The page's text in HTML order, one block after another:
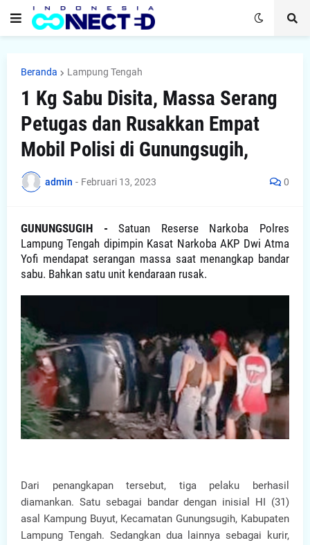
Beranda Lampung Tengah
1 Kg Sabu Disita, Massa Serang
Petugas dan Rusakkan Empat
Mobil Polisi di Gunungsugih,
admin - Februari 13, 2023 0
GUNUNGSUGIH -Satuan Reserse Narkoba Polres
Lampung Tengah dipimpin Kasat Narkoba AKP Dwi Atma
Yofi mendapat serangan massa saat menangkap bandar
sabu. Bahkan satu unit kendaraan rusak.
Dari penangkapan tersebut, tiga pelaku berhasil
diamankan. Satu sebagai bandar dengan inisial HI (31)
asal Kampung Buyut, Kecamatan Gunungsugih, Kabupaten
Lampung Tengah. Sedangkan dua lainnya sebagai kurir,